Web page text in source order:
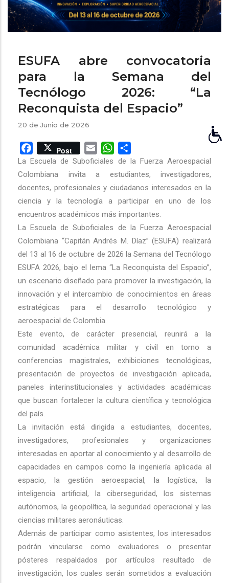
ESUFA abre convocatoria
para la Semana del
Tecnólogo 2026: “La
Reconquista del Espacio”
20 de Junio de 2026
Facebook
Post Email WhatsApp
La Escuela de Suboficiales de la Fuerza Aeroespacial
Colombiana invita a estudiantes, investigadores,
docentes, profesionales y ciudadanos interesados en la
ciencia y la tecnología a participar en uno de los
encuentros académicos más importantes.
La Escuela de Suboficiales de la Fuerza Aeroespacial
Colombiana “Capitán Andrés M. Díaz” (ESUFA) realizará
del 13 al 16 de octubre de 2026 la Semana del Tecnólogo
ESUFA 2026, bajo el lema “La Reconquista del Espacio”,
un escenario diseñado para promover la investigación, la
innovación y el intercambio de conocimientos en áreas
estratégicas para el desarrollo tecnológico y
aeroespacial de Colombia.
Este evento, de carácter presencial, reunirá a la
comunidad académica militar y civil en torno a
conferencias magistrales, exhibiciones tecnológicas,
presentación de proyectos de investigación aplicada,
paneles interinstitucionales y actividades académicas
que buscan fortalecer la cultura científica y tecnológica
del país.
La invitación está dirigida a estudiantes, docentes,
investigadores, profesionales y organizaciones
interesadas en aportar al conocimiento y al desarrollo de
capacidades en campos como la ingeniería aplicada al
espacio, la gestión aeroespacial, la logística, la
inteligencia artificial, la ciberseguridad, los sistemas
autónomos, la geopolítica, la seguridad operacional y las
ciencias militares aeronáuticas.
Además de participar como asistentes, los interesados
podrán vincularse como evaluadores o presentar
pósteres respaldados por artículos resultado de
investigación, los cuales serán sometidos a evaluación